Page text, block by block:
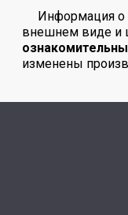
Информация о
внешнем виде и
изменены